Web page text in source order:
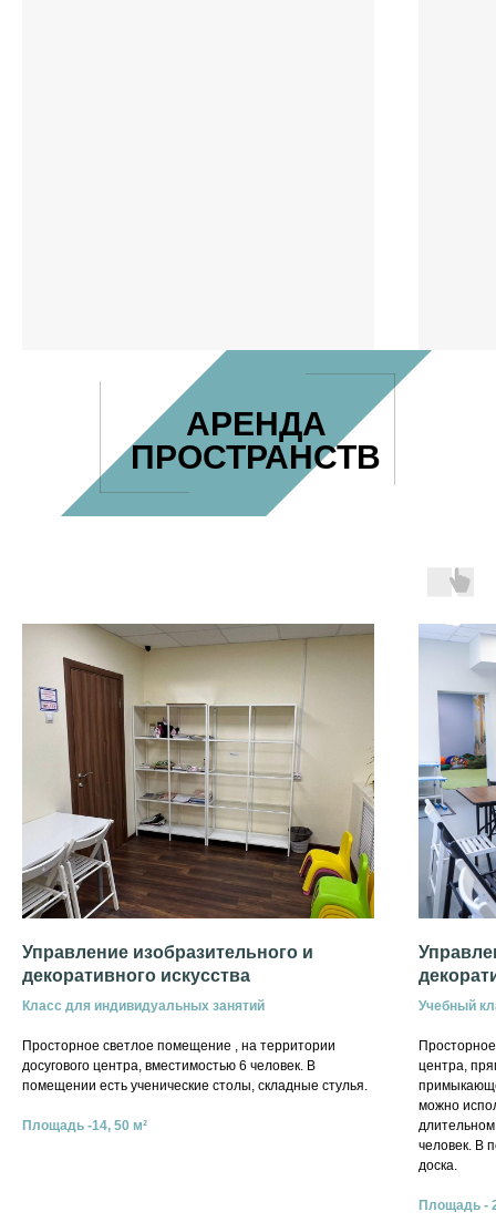
АРЕНДА
ПРОСТРАНСТВ
Управление изобразительного и
декоративного искусства
Класс для индивидуальных занятий
Просторное светлое помещение , на территории
досугового центра, вместимостью 6 человек. В
помещении есть ученические столы, складные стулья.
Площадь -14, 50 м²
Учебный
центра,
можно
человек. В
доска.
Площадь -